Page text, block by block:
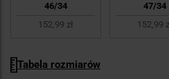
46/34
152,99 zł
47/34
152,99
Tabela rozmiarów